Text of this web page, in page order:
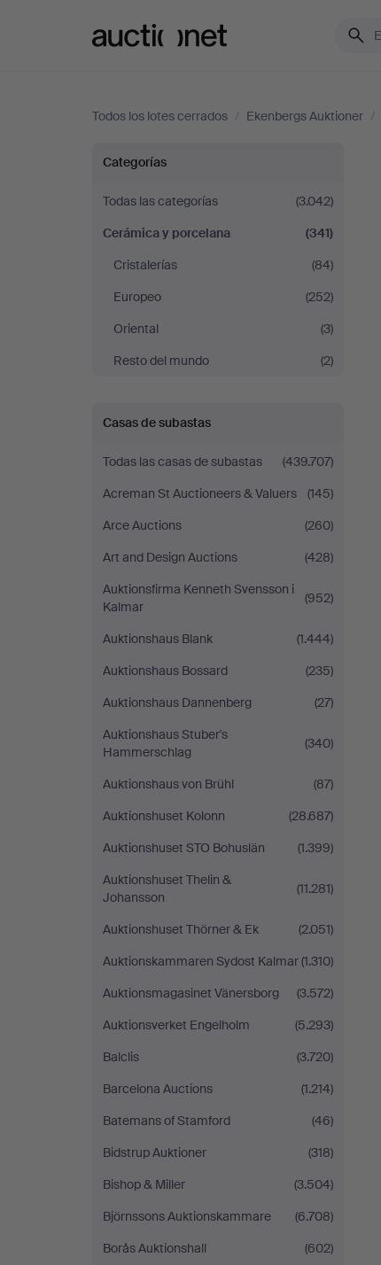
Todos los lotes cerrados / Ekenbergs Auktioner /
Cerámica
y
porcelana
en
Ekenbergs
Auktioner
Categorías
Todas las categorías
(3.042)
Cerámica y porcelana
(341)
Cristalerías
(84)
Europeo
(252)
Oriental
(3)
Resto del mundo
(2)
Casas de subastas
Todas las casas de subastas
(439.707)
Acreman St Auctioneers & Valuers
(145)
Arce Auctions
(260)
Art and Design Auctions
(428)
Auktionsfirma Kenneth Svensson i
Kalmar
(952)
Auktionshaus Blank
(1.444)
Auktionshaus Bossard
(235)
Auktionshaus Dannenberg
(27)
Auktionshaus Stuber's
Hammerschlag
(340)
Auktionshaus von Brühl
(87)
Auktionshuset Kolonn
(28.687)
Auktionshuset STO Bohuslän
(1.399)
Auktionshuset Thelin &
Johansson
(11.281)
Auktionshuset Thörner & Ek
(2.051)
Auktionskammaren Sydost Kalmar(1.310)
Auktionsmagasinet Vänersborg
(3.572)
Auktionsverket Engelholm
(5.293)
Balclis
(3.720)
Barcelona Auctions
(1.214)
Batemans of Stamford
(46)
Bidstrup Auktioner
(318)
Bishop & Miller
(3.504)
Björnssons Auktionskammare
(6.708)
Borås Auktionshall
(602)